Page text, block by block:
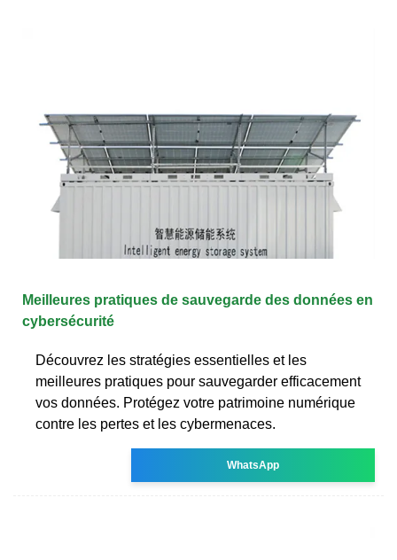
Meilleures pratiques de sauvegarde des données en
cybersécurité
Découvrez les stratégies essentielles et les
meilleures pratiques pour sauvegarder efficacement
vos données. Protégez votre patrimoine numérique
contre les pertes et les cybermenaces.
WhatsApp